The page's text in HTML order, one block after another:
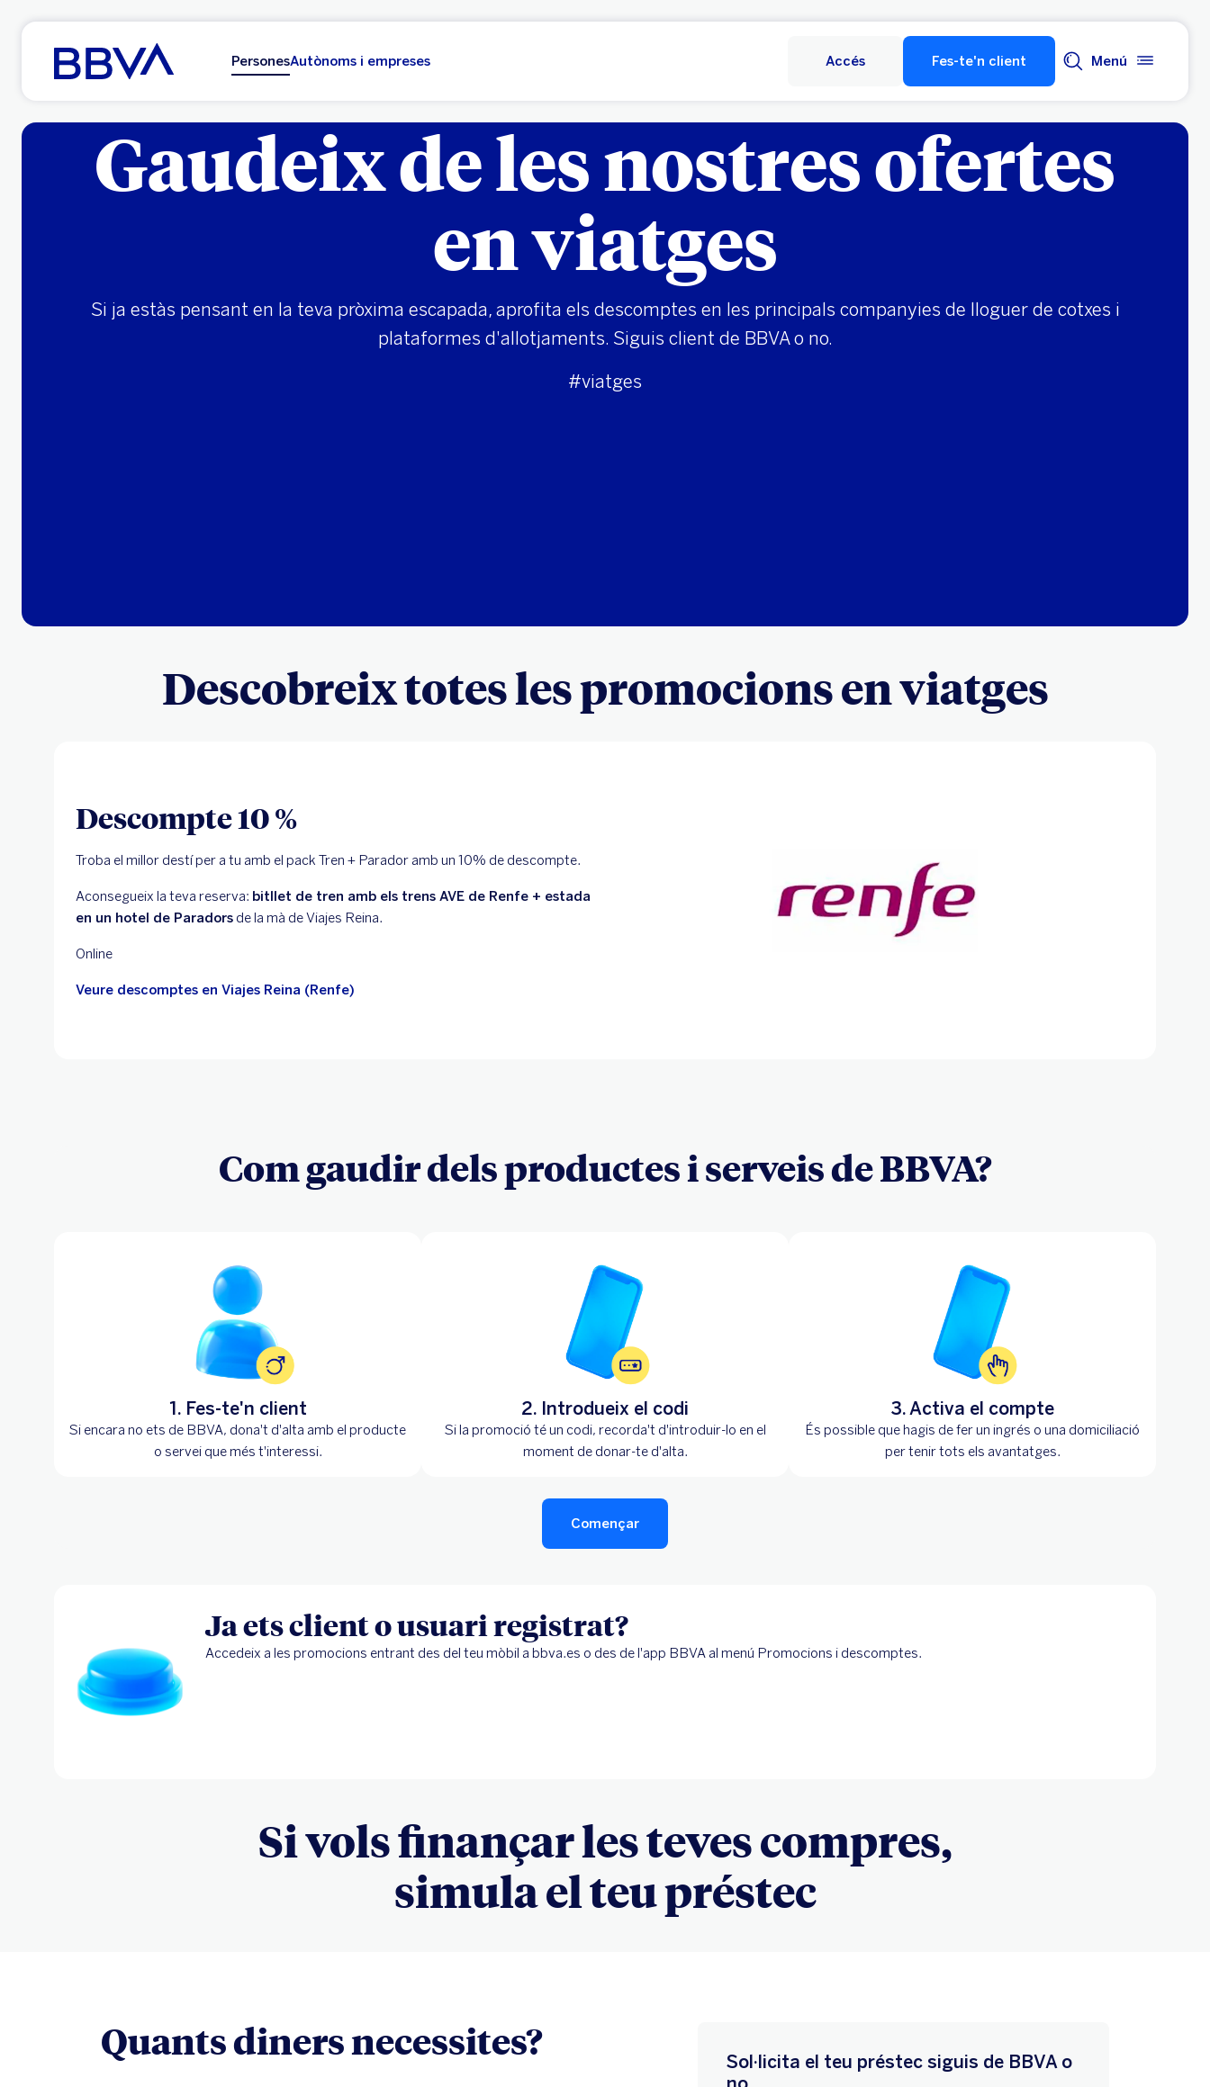
Ves al contingut principal
PersonesAutònoms i empreses Accés Fes-te'n client Menú
Gaudeix de les nostres ofertes
en viatges
Si ja estàs pensant en la teva pròxima escapada, aprofita els descomptes en les principals companyies de lloguer de cotxes i
plataformes d'allotjaments. Siguis client de BBVA o no.
#viatges
Descobreix totes les promocions en viatges
Descompte 10 %
Troba el millor destí per a tu amb el pack Tren + Parador amb un 10% de descompte.
Aconsegueix la teva reserva: bitllet de tren amb els trens AVE de Renfe + estada
en un hotel de Paradors de la mà de Viajes Reina.
Online
Veure descomptes en Viajes Reina (Renfe)
Com gaudir dels productes i serveis de BBVA?
1. Fes-te'n client
Si encara no ets de BBVA, dona't d'alta amb el producte
o servei que més t'interessi.
2. Introdueix el codi
Si la promoció té un codi, recorda't d'introduir-lo en el
moment de donar-te d'alta.
3. Activa el compte
És possible que hagis de fer un ingrés o una domiciliació
per tenir tots els avantatges.
Començar
Ja ets client o usuari registrat?
Accedeix a les promocions entrant des del teu mòbil a bbva.es o des de l'app BBVA al menú Promocions i descomptes.
Si vols finançar les teves compres,
simula el teu préstec